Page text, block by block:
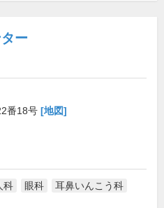
ー
番18号 [地図]
科 眼科 耳鼻いんこう科